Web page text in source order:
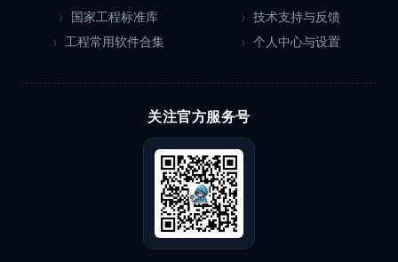
国家工程标准库
工程常用软件合集
技术支持与反馈
个人中心与设置
关注官方服务号